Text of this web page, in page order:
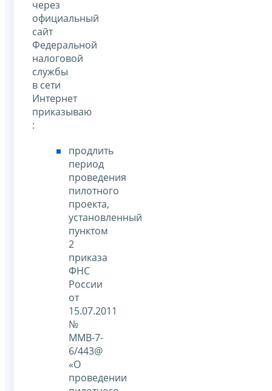
через
официальный
сайт
Федеральной
налоговой
службы
в сети
Интернет
приказываю
:
продлить
период
проведения
пилотного
проекта,
установленный
пунктом
2
приказа
ФНС
России
от
15.07.2011
№
ММВ-7-
6/443@
«О
проведении